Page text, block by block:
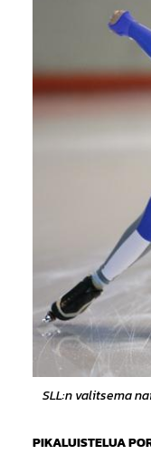
SLL:n valitsema
PIKALUISTELUA